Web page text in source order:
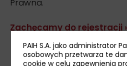
Zachęcamy do rejestracji
* * *
PAIH S.A. jako administrator
osobowych przetwarza te
cookie w celu zapewnienia